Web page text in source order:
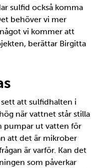
sulfid också komma
behöver vi mer
vi kommer att
berättar Birgitta
att sulfidhalten i
när vattnet står stilla
pumpar ut vatten för
att det är mikrober
är varför. Kan det
som påverkar